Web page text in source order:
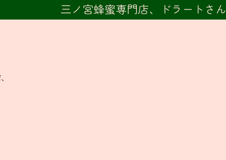
三ノ宮蜂蜜専門店、ドラートさん